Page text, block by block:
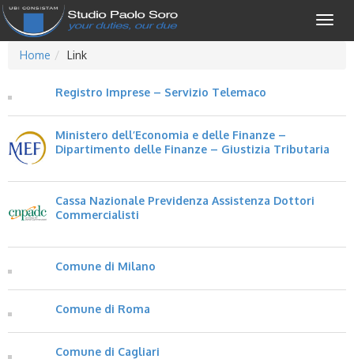
Home
Link
Registro Imprese – Servizio Telemaco
Ministero dell’Economia e delle Finanze –
Dipartimento delle Finanze – Giustizia Tributaria
Cassa Nazionale Previdenza Assistenza Dottori
Commercialisti
Comune di Milano
Comune di Roma
Comune di Cagliari